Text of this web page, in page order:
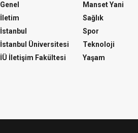
Genel
İletim
İstanbul
İstanbul Üniversitesi
İÜ İletişim Fakültesi
Manset Yani
Sağlık
Spor
Teknoloji
Yaşam